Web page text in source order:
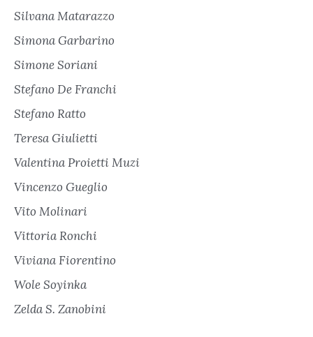
Silvana Matarazzo
Simona Garbarino
Simone Soriani
Stefano De Franchi
Stefano Ratto
Teresa Giulietti
Valentina Proietti Muzi
Vincenzo Gueglio
Vito Molinari
Vittoria Ronchi
Viviana Fiorentino
Wole Soyinka
Zelda S. Zanobini